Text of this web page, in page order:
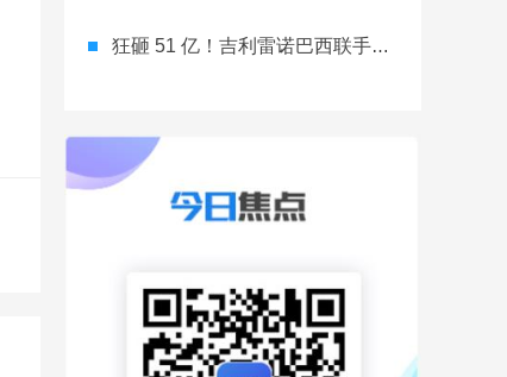
狂砸 51 亿！吉利雷诺巴西联手，2026 年硬刚南美市场